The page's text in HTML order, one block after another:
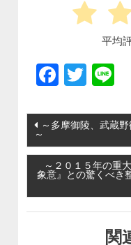
平均
投稿ナビゲ
～多摩御陵、武蔵
～
～２０１５年の重
象意』との驚くべき
関